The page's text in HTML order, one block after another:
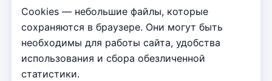
Cookies — небольшие файлы, которые
сохраняются в браузере. Они могут быть
необходимы для работы сайта, удобства
использования и сбора обезличенной
статистики.